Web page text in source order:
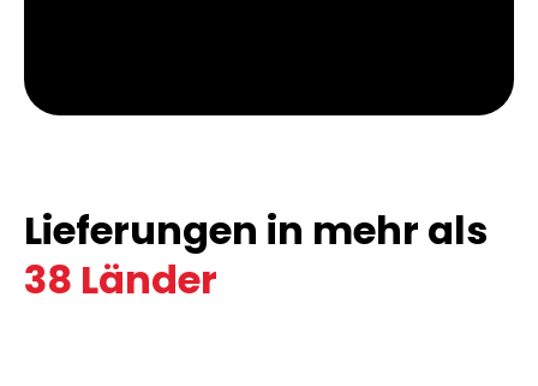
Lieferungen in mehr als
38 Länder